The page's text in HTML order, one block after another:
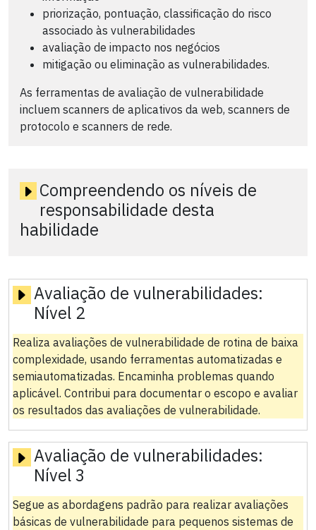
priorização, pontuação, classificação do risco
associado às vulnerabilidades
avaliação de impacto nos negócios
mitigação ou eliminação as vulnerabilidades.
As ferramentas de avaliação de vulnerabilidade
incluem scanners de aplicativos da web, scanners de
protocolo e scanners de rede.
Compreendendo os níveis de
responsabilidade desta
habilidade
Avaliação de vulnerabilidades:
Nível 2
Realiza avaliações de vulnerabilidade de rotina de baixa
complexidade, usando ferramentas automatizadas e
semiautomatizadas. Encaminha problemas quando
aplicável. Contribui para documentar o escopo e avaliar
os resultados das avaliações de vulnerabilidade.
Avaliação de vulnerabilidades:
Nível 3
Segue as abordagens padrão para realizar avaliações
básicas de vulnerabilidade para pequenos sistemas de